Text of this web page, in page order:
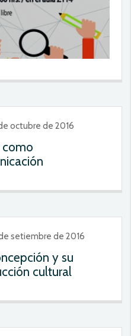
octubre de 2016
como
setiembre de 2016
y su
cultural